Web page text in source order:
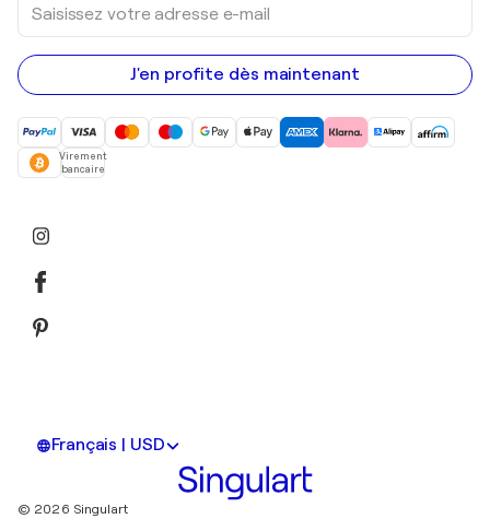
votre
adresse
e-
mail
J'en profite dès maintenant
Virement
bancaire
Français | USD
© 2026 Singulart